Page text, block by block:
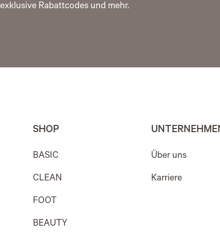
exklusive Rabattcodes und mehr.
SHOP
BASIC
CLEAN
FOOT
BEAUTY
Über uns
Karriere